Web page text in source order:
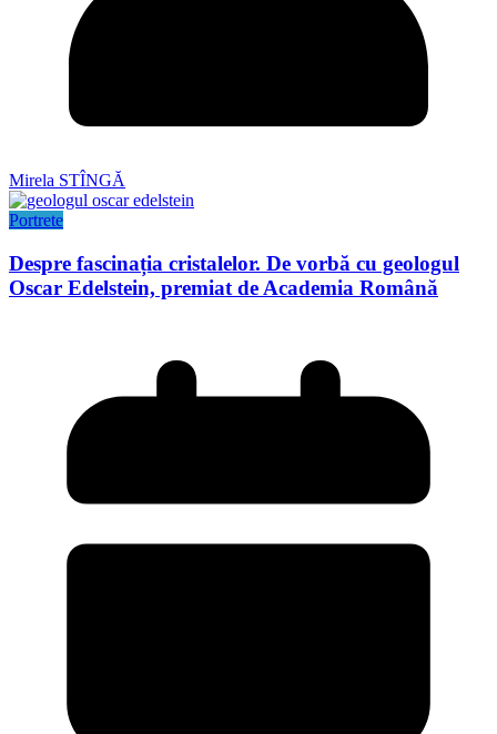
Mirela STÎNGĂ
Portrete
Despre fascinația cristalelor. De vorbă cu geologul
Oscar Edelstein, premiat de Academia Română